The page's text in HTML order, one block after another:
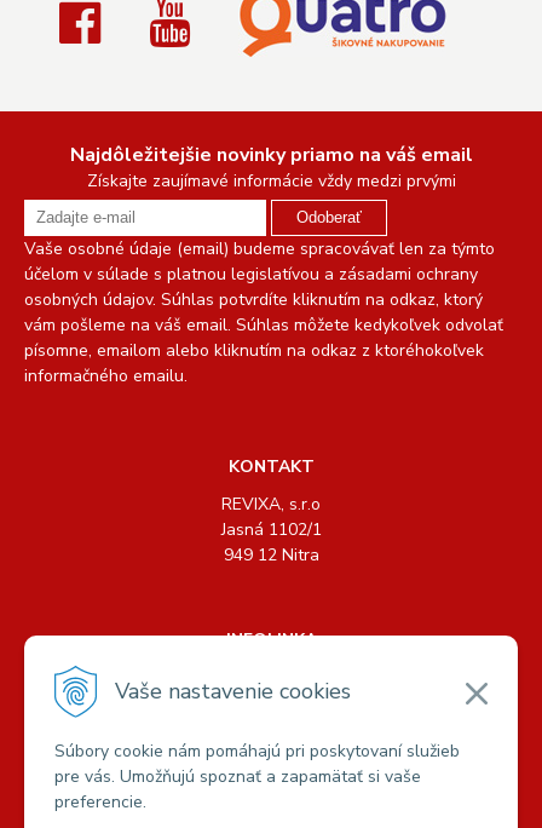
Vaše nastavenie cookies
Súbory cookie nám pomáhajú pri poskytovaní služieb
pre vás. Umožňujú spoznať a zapamätať si vaše
preferencie.
Najdôležitejšie novinky priamo na váš email
Získajte zaujímavé informácie vždy medzi prvými
Odoberať
Vaše osobné údaje (email) budeme spracovávať len za týmto
účelom v súlade s platnou legislatívou a zásadami ochrany
osobných údajov. Súhlas potvrdíte kliknutím na odkaz, ktorý
vám pošleme na váš email. Súhlas môžete kedykoľvek odvolať
písomne, emailom alebo kliknutím na odkaz z ktoréhokoľvek
informačného emailu.
KONTAKT
REVIXA, s.r.o
Jasná 1102/1
949 12 Nitra
INFOLINKA
Tel.: +421 904 158 489, +421 904 440 726
E-mail:info@revixa.sk
VŠETKO O NÁKUPE